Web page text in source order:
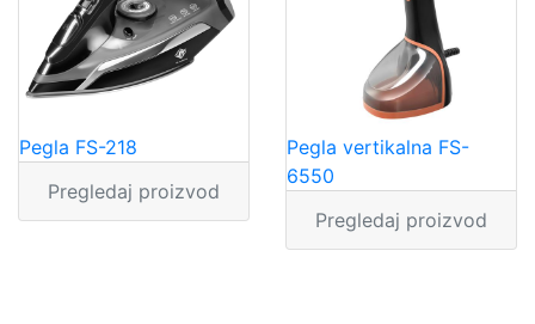
Pegla FS-218
Pregledaj proizvod
Pegla vertikalna FS-
6550
Pregledaj proizvod